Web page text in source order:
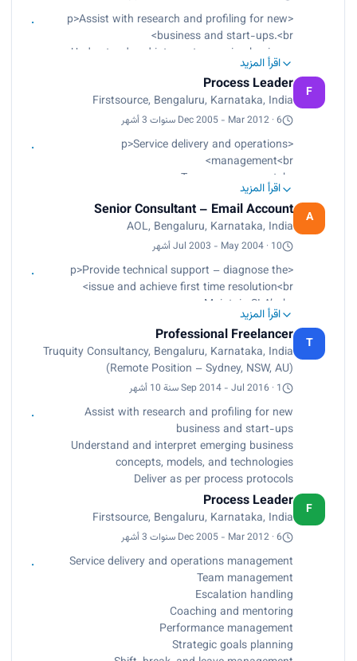
Research about logistics and supply
<p>Assist with research and profiling for new
business and start-ups.<br>
Understand and interpret emerging business
concepts, models and technologies.<br>
Deliver as per process protocols.<br>
CRM - Sales force<br>
Search Engine Optimization (SEO) - Google, Yelp
etc.<br>
LinkedIn, Twitter, Facebook etc.</p>
اقرأ المزيد
F
Process Leader
Firstsource, Bengaluru, Karnataka, India
Dec 2005 - Mar 2012 · 6 سنوات 3 أشهر
<p>Service delivery and operations
management<br>
Team management<br>
Escalation handling<br>
Coaching and mentoring<br>
Performance management<br>
Strategic goals planning<br>
Shift, break and leave management<br>
Citrix<br>
MOJO<br>
Sky Track<br>
Work Force Management, CRM, CC Pulse<br>
Best Agent for going the extra mile – 2007<br>
2 times recipient of Torch Bearer for achieving
SLA’s – Oct 2008 and Feb 2009<br>
3 times recipient of Kingpin award for attrition
and absenteeism management – Qtrs. Jan-
Mar2008, Oct -Dec 2008, Apr -Jun 2010 (0%
attrition)<br>
Best Team Lead award - 2009<br>
CSAT Champion – 2010<br>
Spearheaded Pilot project and successfully
launched client Telecom process - 2010<br>
Super Troopers – 2011</p>
اقرأ المزيد
A
Senior Consultant – Email Account
AOL, Bengaluru, Karnataka, India
Jul 2003 - May 2004 · 10 أشهر
<p>Provide technical support – diagnose the
issue and achieve first time resolution<br>
Maintain SLA’s<br>
Team building<br>
Training<br>
Sherlock and Merlin - AVAYA<br>
Recipient of Roaring Tiger award for best advisor
– Nov 2003.<br>
Recipient of Roaring Tiger award for best advisor
– Nov 2003.</p>
اقرأ المزيد
T
Professional Freelancer
Truquity Consultancy, Bengaluru, Karnataka, India
(Remote Position – Sydney, NSW, AU)
Sep 2014 - Jul 2016 · 1 سنة 10 أشهر
Assist with research and profiling for new
business and start-ups
Understand and interpret emerging business
concepts, models, and technologies
Deliver as per process protocols
F
Process Leader
Firstsource, Bengaluru, Karnataka, India
Dec 2005 - Mar 2012 · 6 سنوات 3 أشهر
Service delivery and operations management
Team management
Escalation handling
Coaching and mentoring
Performance management
Strategic goals planning